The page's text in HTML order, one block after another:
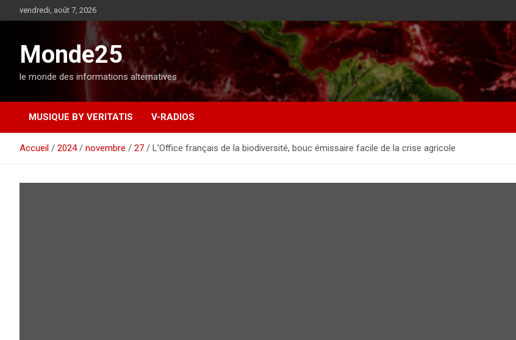
l
t
vendredi, août 7, 2026
Monde25
le monde des informations alternatives
MUSIQUE BY VERITATIS V-RADIOS
Accueil 2024 novembre 27 L’Office français de la biodiversité, bouc émissaire facile de la crise agricole